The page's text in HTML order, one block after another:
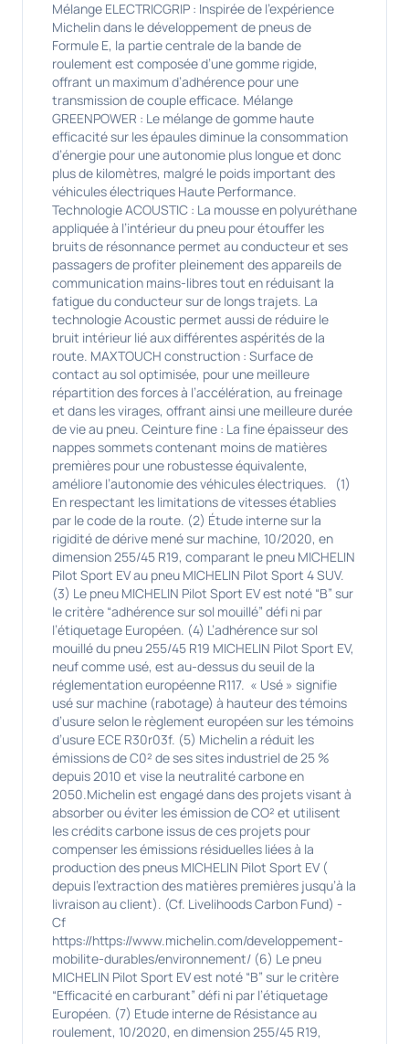
Mélange ELECTRICGRIP : Inspirée de l’expérience
Michelin dans le développement de pneus de
Formule E, la partie centrale de la bande de
roulement est composée d’une gomme rigide,
offrant un maximum d’adhérence pour une
transmission de couple efficace. Mélange
GREENPOWER : Le mélange de gomme haute
efficacité sur les épaules diminue la consommation
d’énergie pour une autonomie plus longue et donc
plus de kilomètres, malgré le poids important des
véhicules électriques Haute Performance.
Technologie ACOUSTIC : La mousse en polyuréthane
appliquée à l’intérieur du pneu pour étouffer les
bruits de résonnance permet au conducteur et ses
passagers de profiter pleinement des appareils de
communication mains-libres tout en réduisant la
fatigue du conducteur sur de longs trajets. La
technologie Acoustic permet aussi de réduire le
bruit intérieur lié aux différentes aspérités de la
route. MAXTOUCH construction : Surface de
contact au sol optimisée, pour une meilleure
répartition des forces à l’accélération, au freinage
et dans les virages, offrant ainsi une meilleure durée
de vie au pneu. Ceinture fine : La fine épaisseur des
nappes sommets contenant moins de matières
premières pour une robustesse équivalente,
améliore l’autonomie des véhicules électriques. (1)
En respectant les limitations de vitesses établies
par le code de la route. (2) Étude interne sur la
rigidité de dérive mené sur machine, 10/2020, en
dimension 255/45 R19, comparant le pneu MICHELIN
Pilot Sport EV au pneu MICHELIN Pilot Sport 4 SUV.
(3) Le pneu MICHELIN Pilot Sport EV est noté “B” sur
le critère “adhérence sur sol mouillé” défi ni par
l’étiquetage Européen. (4) L’adhérence sur sol
mouillé du pneu 255/45 R19 MICHELIN Pilot Sport EV,
neuf comme usé, est au-dessus du seuil de la
réglementation européenne R117. « Usé » signifie
usé sur machine (rabotage) à hauteur des témoins
d’usure selon le règlement européen sur les témoins
d’usure ECE R30r03f. (5) Michelin a réduit les
émissions de C0² de ses sites industriel de 25 %
depuis 2010 et vise la neutralité carbone en
2050.Michelin est engagé dans des projets visant à
absorber ou éviter les émission de CO² et utilisent
les crédits carbone issus de ces projets pour
compenser les émissions résiduelles liées à la
production des pneus MICHELIN Pilot Sport EV (
depuis l’extraction des matières premières jusqu’à la
livraison au client). (Cf. Livelihoods Carbon Fund) -
Cf
https://https://www.michelin.com/developpement-
mobilite-durables/environnement/ (6) Le pneu
MICHELIN Pilot Sport EV est noté “B” sur le critère
“Efficacité en carburant” défi ni par l’étiquetage
Européen. (7) Etude interne de Résistance au
roulement, 10/2020, en dimension 255/45 R19,